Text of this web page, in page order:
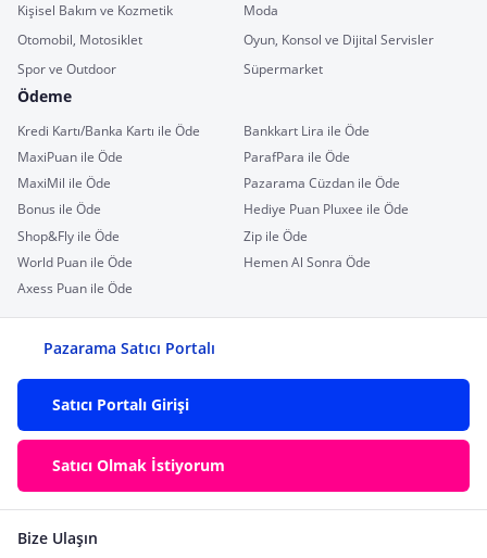
Kişisel Bakım ve Kozmetik
Moda
Otomobil, Motosiklet
Oyun, Konsol ve Dijital Servisler
Spor ve Outdoor
Süpermarket
Ödeme
Kredi Kartı/Banka Kartı ile Öde
Bankkart Lira ile Öde
MaxiPuan ile Öde
ParafPara ile Öde
MaxiMil ile Öde
Pazarama Cüzdan ile Öde
Bonus ile Öde
Hediye Puan Pluxee ile Öde
Shop&Fly ile Öde
Zip ile Öde
World Puan ile Öde
Hemen Al Sonra Öde
Axess Puan ile Öde
Pazarama Satıcı Portalı
Satıcı Portalı Girişi
Satıcı Olmak İstiyorum
Bize Ulaşın